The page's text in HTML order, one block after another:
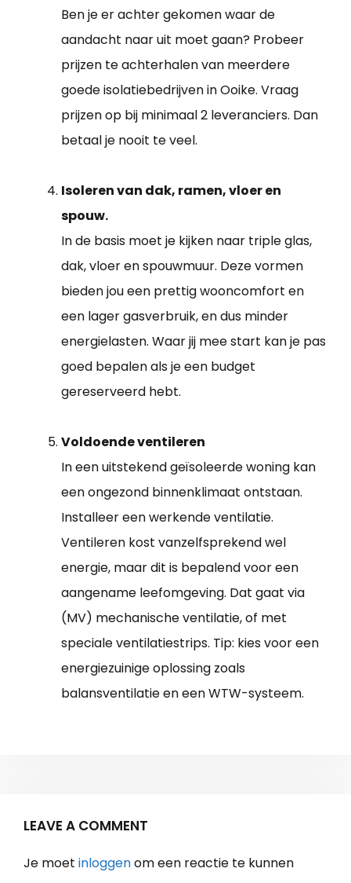
Ben je er achter gekomen waar de
aandacht naar uit moet gaan? Probeer
prijzen te achterhalen van meerdere
goede isolatiebedrijven in Ooike. Vraag
prijzen op bij minimaal 2 leveranciers. Dan
betaal je nooit te veel.
Isoleren van dak, ramen, vloer en
spouw.
In de basis moet je kijken naar triple glas,
dak, vloer en spouwmuur. Deze vormen
bieden jou een prettig wooncomfort en
een lager gasverbruik, en dus minder
energielasten. Waar jij mee start kan je pas
goed bepalen als je een budget
gereserveerd hebt.
Voldoende ventileren
In een uitstekend geïsoleerde woning kan
een ongezond binnenklimaat ontstaan.
Installeer een werkende ventilatie.
Ventileren kost vanzelfsprekend wel
energie, maar dit is bepalend voor een
aangename leefomgeving. Dat gaat via
(MV) mechanische ventilatie, of met
speciale ventilatiestrips. Tip: kies voor een
energiezuinige oplossing zoals
balansventilatie en een WTW-systeem.
LEAVE A COMMENT
Je moet inloggenom een reactie te kunnen